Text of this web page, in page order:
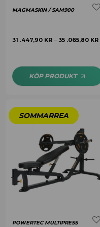
MAGMASKIN / SAM900
31 .447,90 KR – 35 .065,80 KR
KÖP PRODUKT
POWERTEC MULTIPRESS